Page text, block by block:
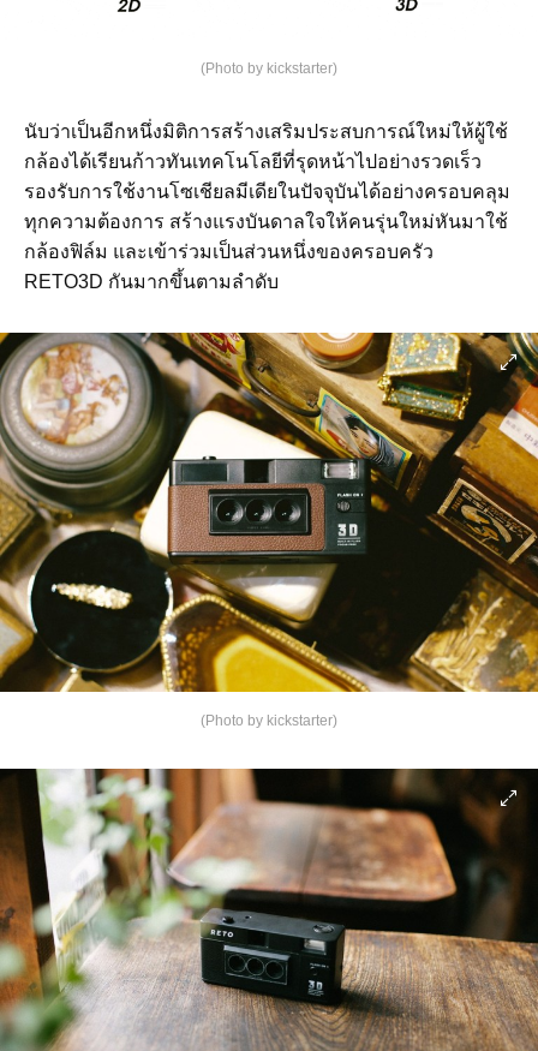
(Photo by kickstarter)
นับว่าเป็นอีกหนึ่งมิติการสร้างเสริมประสบการณ์ใหม่ให้ผู้ใช้
กล้องได้เรียนก้าวทันเทคโนโลยีที่รุดหน้าไปอย่างรวดเร็ว
รองรับการใช้งานโซเชียลมีเดียในปัจจุบันได้อย่างครอบคลุม
ทุกความต้องการ สร้างแรงบันดาลใจให้คนรุ่นใหม่หันมาใช้
กล้องฟิล์ม และเข้าร่วมเป็นส่วนหนึ่งของครอบครัว
RETO3D กันมากขึ้นตามลำดับ
(Photo by kickstarter)